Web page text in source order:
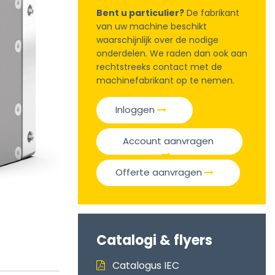
Bent u particulier? De fabrikant
van uw machine beschikt
waarschijnlijk over de nodige
onderdelen. We raden dan ook aan
rechtstreeks contact met de
machinefabrikant op te nemen.
Inloggen
Account aanvragen
Offerte aanvragen
Catalogi & flyers
Catalogus IEC